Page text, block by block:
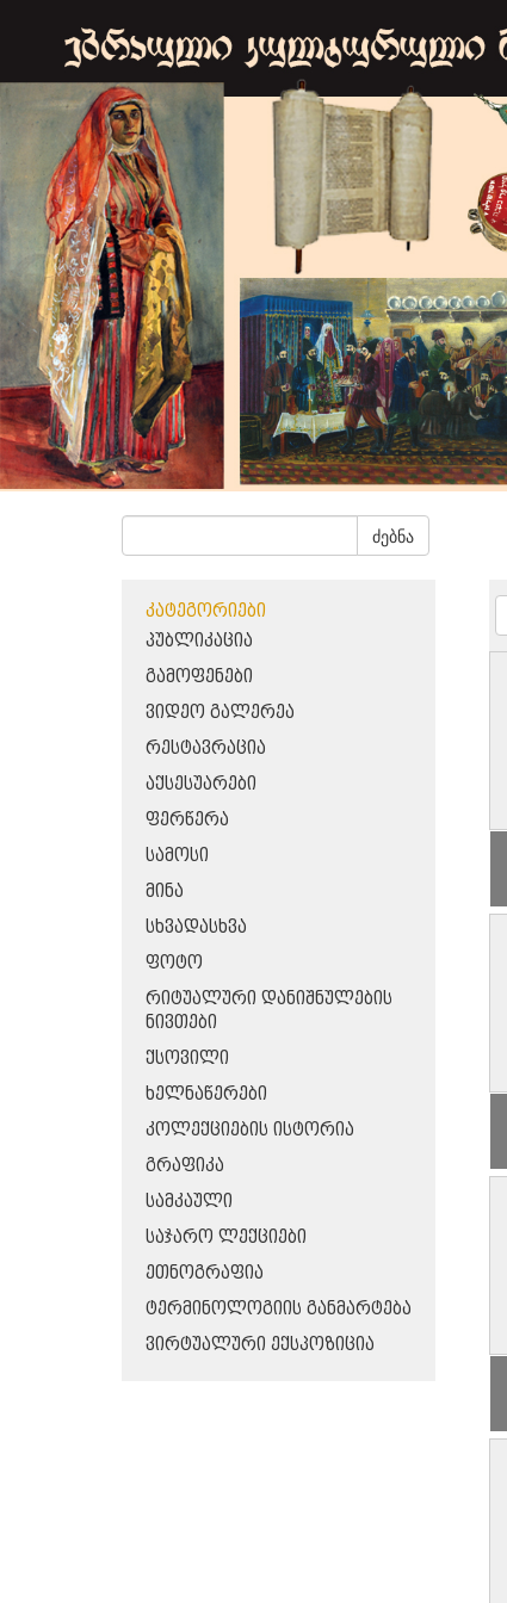
ძებნა
ᲙᲐᲢᲔᲒᲝᲠᲘᲔᲑᲘ
ᲞᲣᲑᲚᲘᲙᲐᲪᲘᲐ
ᲒᲐᲛᲝᲤᲔᲜᲔᲑᲘ
ᲕᲘᲓᲔᲝ ᲒᲐᲚᲔᲠᲔᲐ
ᲠᲔᲡᲢᲐᲕᲠᲐᲪᲘᲐ
ᲐᲥᲡᲔᲡᲣᲐᲠᲔᲑᲘ
ᲤᲔᲠᲬᲔᲠᲐ
ᲡᲐᲛᲝᲡᲘ
ᲛᲘᲜᲐ
ᲡᲮᲕᲐᲓᲐᲡᲮᲕᲐ
ᲤᲝᲢᲝ
ᲠᲘᲢᲣᲐᲚᲣᲠᲘ ᲓᲐᲜᲘᲨᲜᲣᲚᲔᲑᲘᲡ
ᲜᲘᲕᲗᲔᲑᲘ
ᲥᲡᲝᲕᲘᲚᲘ
ᲮᲔᲚᲜᲐᲬᲔᲠᲔᲑᲘ
ᲙᲝᲚᲔᲥᲪᲘᲔᲑᲘᲡ ᲘᲡᲢᲝᲠᲘᲐ
ᲒᲠᲐᲤᲘᲙᲐ
ᲡᲐᲛᲙᲐᲣᲚᲘ
ᲡᲐᲯᲐᲠᲝ ᲚᲔᲥᲪᲘᲔᲑᲘ
ᲔᲗᲜᲝᲒᲠᲐᲤᲘᲐ
ᲢᲔᲠᲛᲘᲜᲝᲚᲝᲒᲘᲘᲡ ᲒᲐᲜᲛᲐᲠᲢᲔᲑᲐ
ᲕᲘᲠᲢᲣᲐᲚᲣᲠᲘ ᲔᲥᲡᲞᲝᲖᲘᲪᲘᲐ